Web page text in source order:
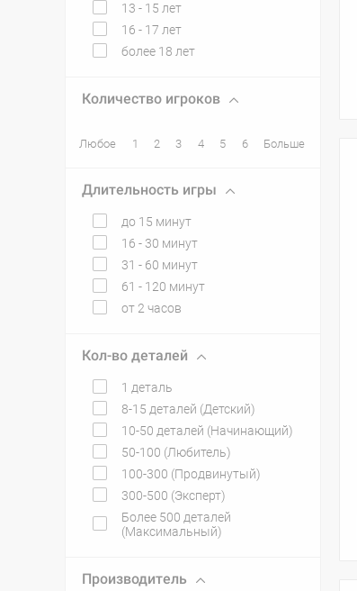
13 - 15 лет
16 - 17 лет
более 18 лет
Количество игроков
Любое 1 2 3 4 5 6 Больше
Длительность игры
до 15 минут
16 - 30 минут
31 - 60 минут
61 - 120 минут
от 2 часов
Кол-во деталей
1 деталь
8-15 деталей (Детский)
10-50 деталей (Начинающий)
50-100 (Любитель)
100-300 (Продвинутый)
300-500 (Эксперт)
Более 500 деталей
(Максимальный)
Производитель